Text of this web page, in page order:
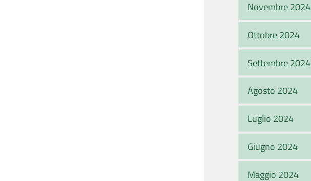
Novembre 2024
Ottobre 2024
Settembre 2024
Agosto 2024
Luglio 2024
Giugno 2024
Maggio 2024